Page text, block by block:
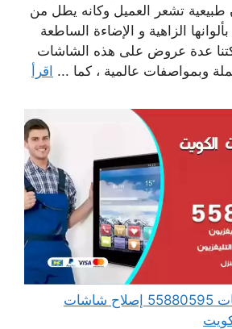
طبيعية تشعر العميل وكانه يطل من
الزاهية و الإضاءة الساطعة
عدة عروض على هذه الشاشات
وبمواصفات عالمية ، كما ... اقرأ
فني تصليح تلفزيونات 55880595 إصلاح شاشات